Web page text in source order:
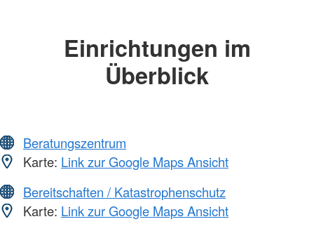
Einrichtungen im
Überblick
Beratungszentrum
Karte: Link zur Google Maps Ansicht
Bereitschaften / Katastrophenschutz
Karte: Link zur Google Maps Ansicht